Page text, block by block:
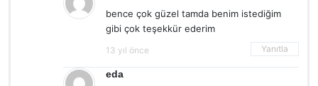
bence çok güzel tamda benim istediğim
gibi çok teşekkür ederim
13 yıl önce Yanıtla
eda